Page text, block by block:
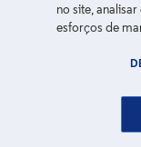
no site,
esforços de